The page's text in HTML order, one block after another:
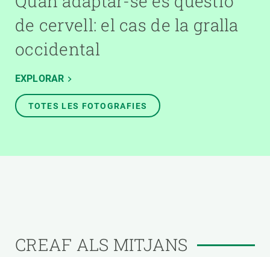
de cervell: el cas de la gralla
occidental
EXPLORAR
TOTES LES FOTOGRAFIES
CREAF ALS MITJANS